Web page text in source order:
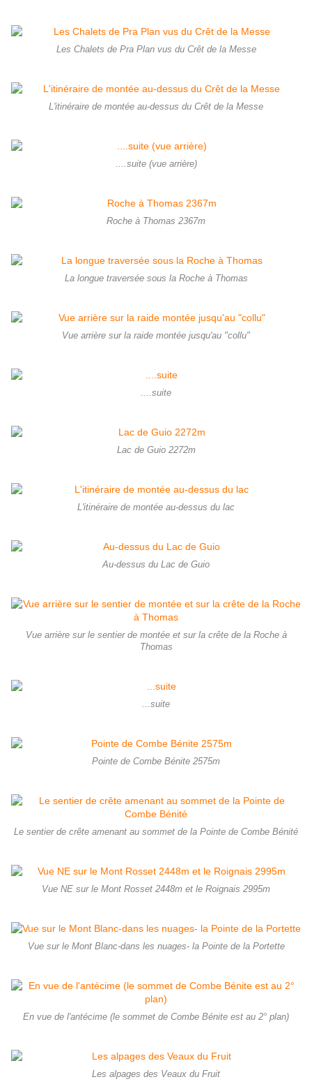
Les Chalets de Pra Plan vus du Crêt de la Messe
L'itinéraire de montée au-dessus du Crêt de la Messe
....suite (vue arrière)
Roche à Thomas 2367m
La longue traversée sous la Roche à Thomas
Vue arrière sur la raide montée jusqu'au "collu"
....suite
Lac de Guio 2272m
L'itinéraire de montée au-dessus du lac
Au-dessus du Lac de Guio
Vue arrière sur le sentier de montée et sur la crête de la Roche à
Thomas
...suite
Pointe de Combe Bénite 2575m
Le sentier de crête amenant au sommet de la Pointe de Combe Bénité
Vue NE sur le Mont Rosset 2448m et le Roignais 2995m
Vue sur le Mont Blanc-dans les nuages- la Pointe de la Portette
En vue de l'antécime (le sommet de Combe Bénite est au 2° plan)
Les alpages des Veaux du Fruit